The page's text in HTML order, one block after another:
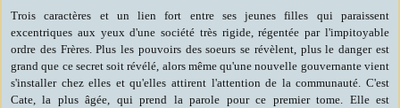
Trois caractères et un lien fort entre ses jeunes filles qui paraissent
excentriques aux yeux d'une société très rigide, régentée par l'impitoyable
ordre des Frères. Plus les pouvoirs des soeurs se révèlent, plus le danger est
grand que ce secret soit révélé, alors même qu'une nouvelle gouvernante vient
s'installer chez elles et qu'elles attirent l'attention de la communauté. C'est
Cate, la plus âgée, qui prend la parole pour ce premier tome.
Elle est